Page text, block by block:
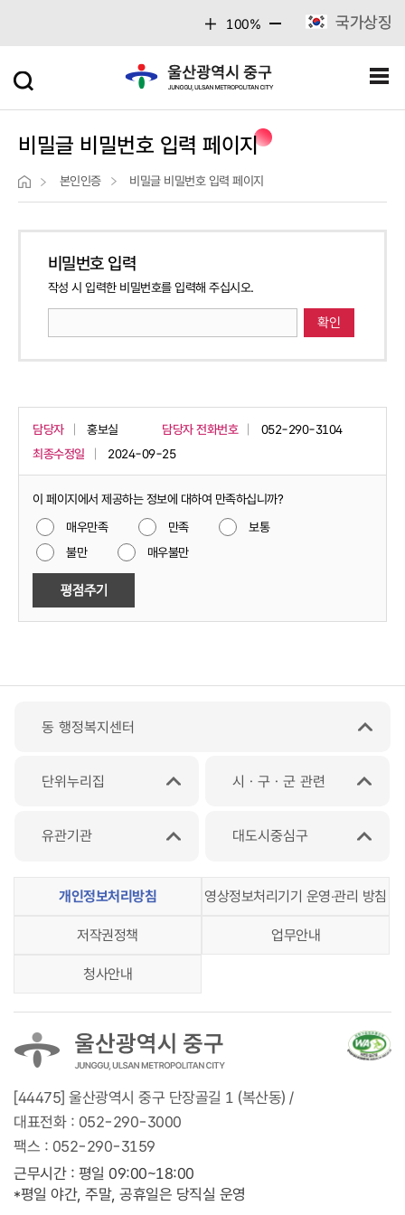
100% 국가상징
비밀글 비밀번호 입력 페이지
본인인증 비밀글 비밀번호 입력 페이지
비밀번호 입력
작성 시 입력한 비밀번호를 입력해 주십시오.
담당자 홍보실 담당자 전화번호
052-290-3104
최종수정일
2024-09-25
이 페이지에서 제공하는 정보에 대하여 만족하십니까?
매우만족
만족
보통
불만
매우불만
동 행정복지센터
단위누리집 시ㆍ구ㆍ군 관련
유관기관 대도시중심구
개인정보처리방침 영상정보처리기기 운영‧관리 방침
저작권정책 업무안내
청사안내
[44475] 울산광역시 중구 단장골길 1 (복산동) /
대표전화 : 052-290-3000
팩스 : 052-290-3159
근무시간 : 평일 09:00~18:00
*평일 야간, 주말, 공휴일은 당직실 운영